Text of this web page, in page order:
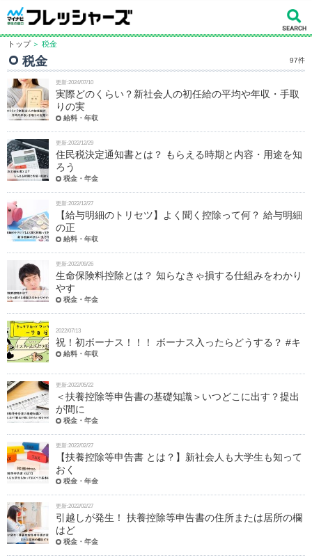
トップ ＞ 税金
税金 97件
更新:2024/07/10
実際どのくらい？新社会人の初任給の平均や年収・手取
りの実
給料・年収
更新:2022/12/29
住民税決定通知書とは？ もらえる時期と内容・用途を知
ろう
税金・年金
更新:2022/12/27
【給与明細のトリセツ】よく聞く控除って何？ 給与明細
の正
給料・年収
更新:2022/09/26
生命保険料控除とは？ 知らなきゃ損する仕組みをわかり
やす
税金・年金
2022/07/13
祝！初ボーナス！！！ ボーナス入ったらどうする？ #キ
給料・年収
更新:2022/05/22
＜扶養控除等申告書の基礎知識＞いつどこに出す？提出
が間に
税金・年金
更新:2022/02/27
【扶養控除等申告書 とは？】新社会人も大学生も知って
おく
税金・年金
更新:2022/02/27
引越しが発生！ 扶養控除等申告書の住所または居所の欄
はど
税金・年金